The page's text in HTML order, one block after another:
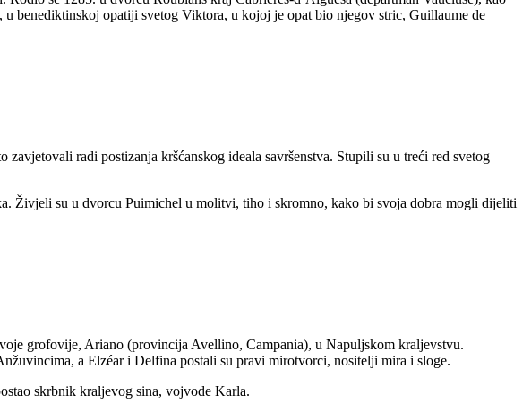
benediktinskoj opatiji svetog Viktora, u kojoj je opat bio njegov stric, Guillaume de
radi postizanja kršćanskog ideala savršenstva. Stupili su u treći red svetog
Živjeli su u dvorcu Puimichel u molitvi, tiho i skromno, kako bi svoja dobra mogli dijeliti
grofovije, Ariano (provincija Avellino, Campania), u Napuljskom kraljevstvu.
a Elzéar i Delfina postali su pravi mirotvorci, nositelji mira i sloge.
skrbnik kraljevog sina, vojvode Karla.